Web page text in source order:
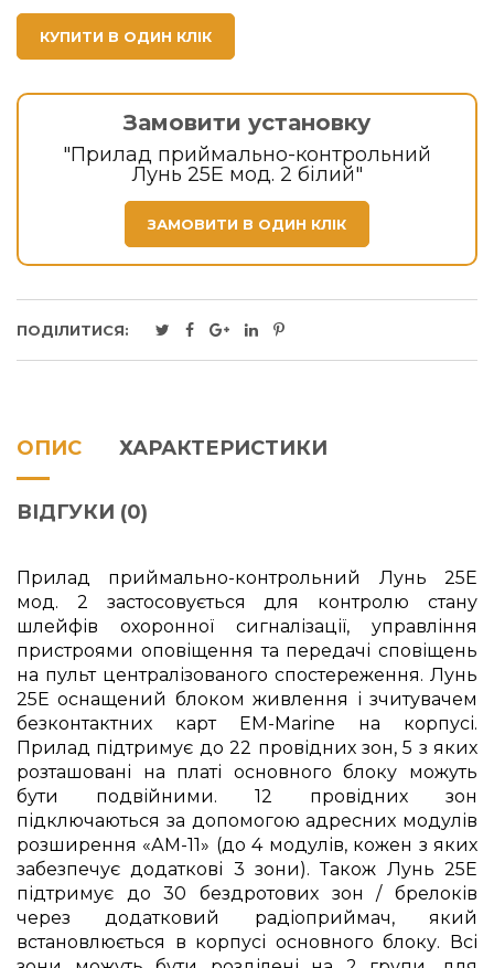
КУПИТИ В ОДИН КЛІК
Замовити установку
"Прилад приймально-контрольний
Лунь 25Е мод. 2 білий"
ЗАМОВИТИ В ОДИН КЛІК
ПОДІЛИТИСЯ:
ОПИС ХАРАКТЕРИСТИКИ
ВІДГУКИ (0)
Прилад приймально-контрольний Лунь 25Е
мод. 2 застосовується для контролю стану
шлейфів охоронної сигналізації, управління
пристроями оповіщення та передачі сповіщень
на пульт централізованого спостереження. Лунь
25Е оснащений блоком живлення і зчитувачем
безконтактних карт EM-Marine на корпусі.
Прилад підтримує до 22 провідних зон, 5 з яких
розташовані на платі основного блоку можуть
бути подвійними. 12 провідних зон
підключаються за допомогою адресних модулів
розширення «АМ-11» (до 4 модулів, кожен з яких
забезпечує додаткові 3 зони). Також Лунь 25Е
підтримує до 30 бездротових зон / брелоків
через додатковий радіоприймач, який
встановлюється в корпусі основного блоку. Всі